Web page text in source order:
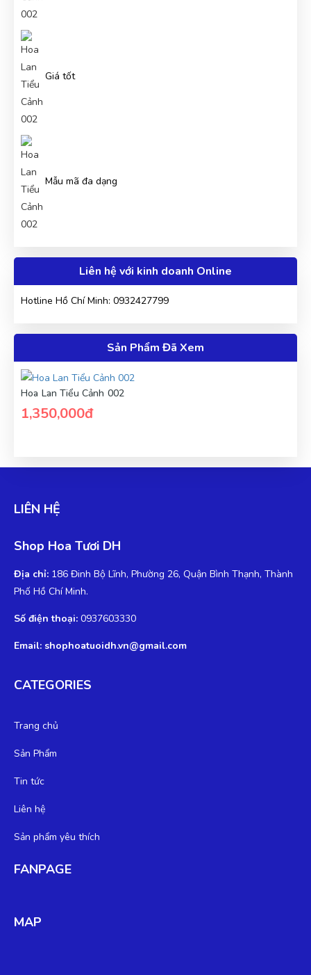
Giá tốt
Mẫu mã đa dạng
Liên hệ với kinh doanh Online
Hotline Hồ Chí Minh: 0932427799
Sản Phẩm Đã Xem
Hoa Lan Tiểu Cảnh 002
1,350,000đ
LIÊN HỆ
Shop Hoa Tươi DH
Địa chỉ: 186 Đinh Bộ Lĩnh, Phường 26, Quận Bình Thạnh, Thành
Phố Hồ Chí Minh.
Số điện thoại: 0937603330
Email: shophoatuoidh.vn@gmail.com
CATEGORIES
Trang chủ
Sản Phẩm
Tin tức
Liên hệ
Sản phẩm yêu thích
FANPAGE
MAP